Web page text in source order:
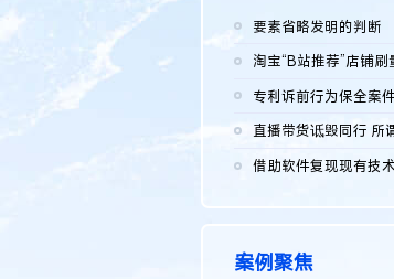
要素省略发明的判断
案例聚焦